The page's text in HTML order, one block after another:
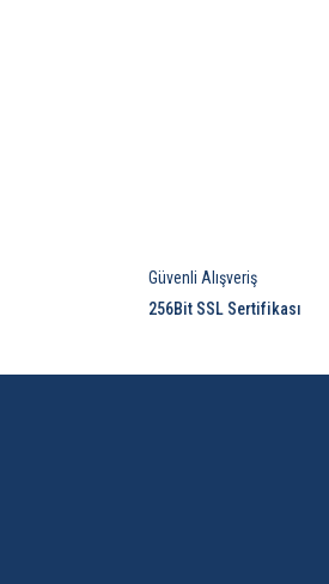
Güvenli Alışveriş
256Bit SSL Sertifikası